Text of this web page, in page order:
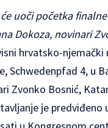
će uoči početka
Dokoza, novinari
hrvatsko-njemački
Schwedenpfad 4, u
Zvonko Bosnić,
je predviđeno